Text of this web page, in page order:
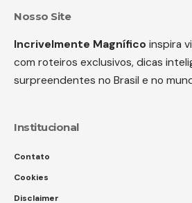
Nosso Site
Incrivelmente Magnífico inspira
com roteiros exclusivos, dicas
surpreendentes no Brasil e no
Institucional
Contato
Cookies
Disclaimer